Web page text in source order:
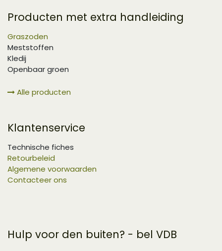
Producten met extra handleiding
Graszoden
Meststoffen
Kledij
Openbaar groen
Alle producten
Klantenservice
Technische fiches
Retourbeleid
Algemene voorwaarden
Contacteer ons
Hulp voor den buiten? - bel VDB